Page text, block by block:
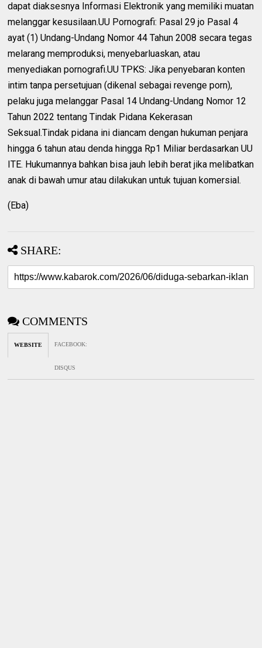
dapat diaksesnya Informasi Elektronik yang memiliki muatan
melanggar kesusilaan.UU Pornografi: Pasal 29 jo Pasal 4
ayat (1) Undang-Undang Nomor 44 Tahun 2008 secara tegas
melarang memproduksi, menyebarluaskan, atau
menyediakan pornografi.UU TPKS: Jika penyebaran konten
intim tanpa persetujuan (dikenal sebagai revenge porn),
pelaku juga melanggar Pasal 14 Undang-Undang Nomor 12
Tahun 2022 tentang Tindak Pidana Kekerasan
Seksual.Tindak pidana ini diancam dengan hukuman penjara
hingga 6 tahun atau denda hingga Rp1 Miliar berdasarkan UU
ITE. Hukumannya bahkan bisa jauh lebih berat jika melibatkan
anak di bawah umur atau dilakukan untuk tujuan komersial.
(Eba)
SHARE:
COMMENTS
WEBSITE FACEBOOK:
DISQUS